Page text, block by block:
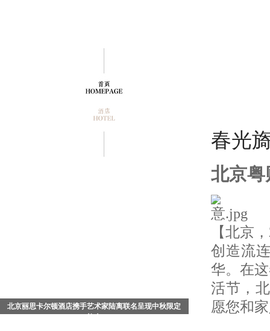
北京丽思卡尔顿酒店携手艺术家陆离联名呈现中秋限定
春光
北京粤
【北京
创造流
华。在
活节，
愿您和